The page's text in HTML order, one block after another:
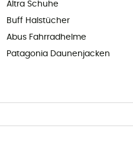
Altra Schuhe
Buff Halstücher
Abus Fahrradhelme
Patagonia Daunenjacken